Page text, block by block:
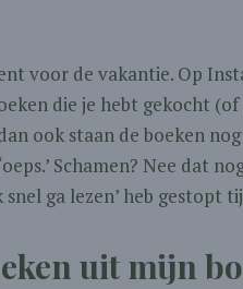
voor de vakantie. Op
die je hebt gekocht
ook staan de boeken
Schamen? Nee dat
ga lezen’ heb gestopt
uit mijn